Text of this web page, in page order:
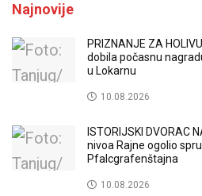
Najnovije
PRIZNANJE ZA
dobila počasnu
u Lokarnu
10.08.2026
ISTORIJSKI DVORAC
nivoa Rajne ogolio
Pfalcgrafenštajna
10.08.2026